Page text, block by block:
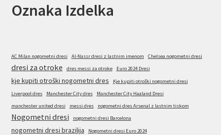
Oznaka Izdelka
AC Milan nogometni dresi Al-Nassr dresi z lastnim imenom Chelsea nogometni dresi
dresi za otroke dres messi za otroke Euro 2024 Dresi
kje kupiti otroški nogometni dres
Kje kupiti otroški nogometni dresi
Liverpool dres
Manchester City dres
Manchester City Haaland Dresi
manchester united dresi
messi dres nogometni dres Arsenal z lastnim tiskom
Nogometni dresi nogometni dresi Barcelona
nogometni dresi brazilija Nogometni dresi Euro 2024